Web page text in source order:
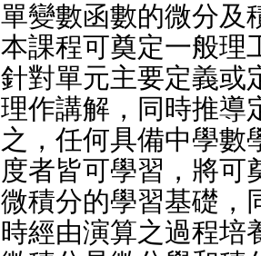
單變數函數的微分及
本課程可奠定一般理
針對單元主要定義或
理作講解，同時推導
之，任何具備中學數
度者皆可學習，將可
微積分的學習基礎，
時經由演算之過程培